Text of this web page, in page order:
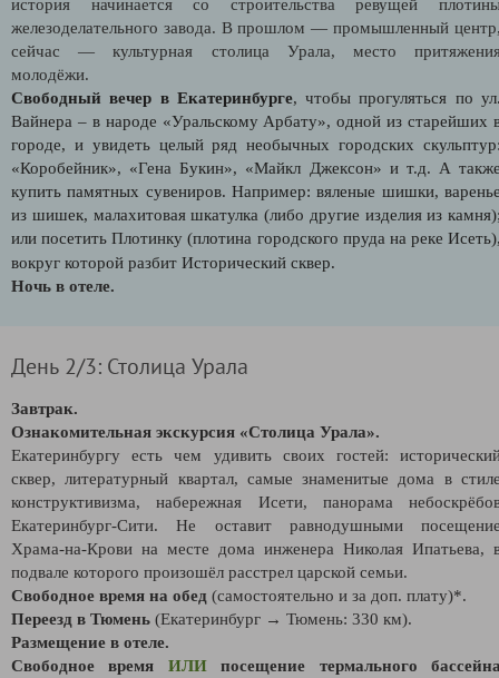
история начинается со строительства ревущей
железоделательного завода. В прошлом — промышленный
сейчас — культурная столица Урала, место
молодёжи.
Свободный вечер в Екатеринбурге, чтобы прогуляться по
Вайнера – в народе «Уральскому Арбату», одной из старейших
городе, и увидеть целый ряд необычных городских
«Коробейник», «Гена Букин», «Майкл Джексон» и т.д. А
купить памятных сувениров. Например: вяленые шишки,
из шишек, малахитовая шкатулка (либо другие изделия из
или посетить Плотинку (плотина городского пруда на реке
вокруг которой разбит Исторический сквер.
Ночь в отеле.
День 2/3: Столица Урала
Завтрак.
Ознакомительная экскурсия «Столица Урала».
Екатеринбургу есть чем удивить своих гостей:
сквер, литературный квартал, самые знаменитые дома в
конструктивизма, набережная Исети, панорама
Екатеринбург-Сити. Не оставит равнодушными
Храма-на-Крови на месте дома инженера Николая Ипатьева,
подвале которого произошёл расстрел царской семьи.
Свободное время на обед (самостоятельно и за доп. плату)*.
Переезд в Тюмень (Екатеринбург → Тюмень: 330 км).
Размещение в отеле.
Свободное время ИЛИпосещение термального